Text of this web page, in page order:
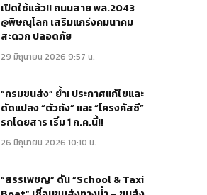
เปิดใช้แล้ว!! ถนนสาย พล.2043
@พิษณุโลก เสริมแกร่งคมนาคม
สะดวก ปลอดภัย
29 มิถุนายน 2026 9:57 น.
“กรมขนส่ง” ย้ำ! ประกาศแก้ไขและ
ดัดแปลง “ตัวถัง” และ “โครงคัสซี”
รถโดยสาร เริ่ม 1 ก.ค.นี้!!
26 มิถุนายน 2026 10:10 น.
“สรรเพชญ” ดัน “School & Taxi